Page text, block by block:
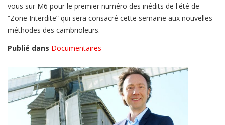
vous sur M6 pour le premier numéro des inédits de l'été de
“Zone Interdite” qui sera consacré cette semaine aux nouvelles
méthodes des cambrioleurs.
Publié dans Documentaires